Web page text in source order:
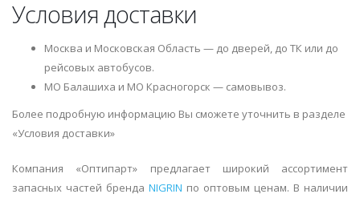
Условия доставки
Москва и Московская Область — до дверей, до ТК или до
рейсовых автобусов.
МО Балашиха и МО Красногорск — самовывоз.
Более подробную информацию Вы сможете уточнить в разделе
«Условия доставки»
Компания «Оптипарт» предлагает широкий ассортимент
запасных частей бренда NIGRIN по оптовым ценам. В наличии